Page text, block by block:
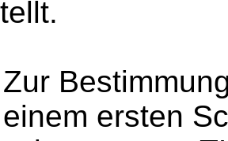
Zur
ersten